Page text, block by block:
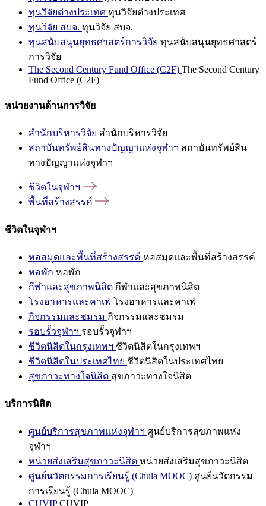
ทุนวิจัยต่างประเทศ ทุนวิจัยต่างประเทศ
ทุนวิจัย สบจ. ทุนวิจัย สบจ.
ทุนสนับสนุนยุทธศาสตร์การวิจัย ทุนสนับสนุนยุทธศาสตร์
การวิจัย
The Second Century Fund Office (C2F) The Second Century
Fund Office (C2F)
หน่วยงานด้านการวิจัย
สำนักบริหารวิจัย สำนักบริหารวิจัย
สถาบันทรัพย์สินทางปัญญาแห่งจุฬาฯ สถาบันทรัพย์สิน
ทางปัญญาแห่งจุฬาฯ
ชีวิตในจุฬาฯ
พื้นที่สร้างสรรค์
ชีวิตในจุฬาฯ
หอสมุดและพื้นที่สร้างสรรค์ หอสมุดและพื้นที่สร้างสรรค์
หอพัก หอพัก
กีฬาและสุขภาพนิสิต กีฬาและสุขภาพนิสิต
โรงอาหารและคาเฟ่ โรงอาหารและคาเฟ่
กิจกรรมและชมรม กิจกรรมและชมรม
รอบรั้วจุฬาฯ รอบรั้วจุฬาฯ
ชีวิตนิสิตในกรุงเทพฯ ชีวิตนิสิตในกรุงเทพฯ
ชีวิตนิสิตในประเทศไทย ชีวิตนิสิตในประเทศไทย
สุขภาวะทางใจนิสิต สุขภาวะทางใจนิสิต
บริการนิสิต
ศูนย์บริการสุขภาพแห่งจุฬาฯ ศูนย์บริการสุขภาพแห่ง
จุฬาฯ
หน่วยส่งเสริมสุขภาวะนิสิต หน่วยส่งเสริมสุขภาวะนิสิต
ศูนย์นวัตกรรมการเรียนรู้ (Chula MOOC) ศูนย์นวัตกรรม
การเรียนรู้ (Chula MOOC)
CUVIPCUVIP